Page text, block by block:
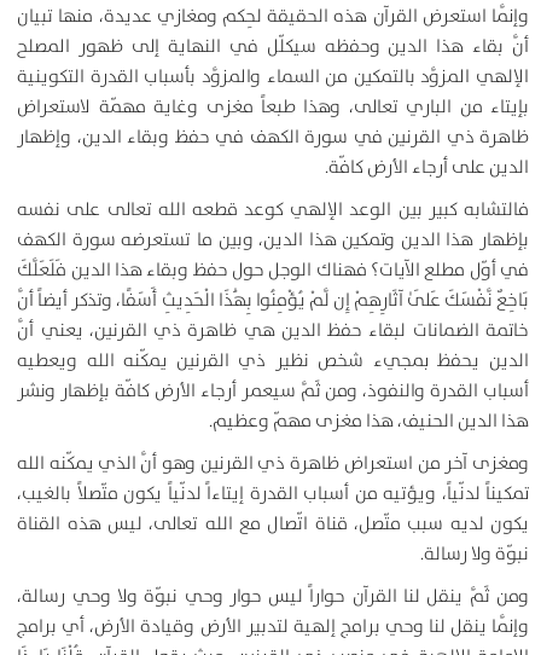
وإنَّما استعرض القرآن هذه الحقيقة لحِكم ومغازي عديدة، منها تبيان
أنَّ بقاء هذا الدين وحفظه سيكلّل في النهاية إلى ظهور المصلح
الإلهي المزوَّد بالتمكين من السماء والمزوَّد بأسباب القدرة التكوينية
بإيتاء من الباري تعالى، وهذا طبعاً مغزى وغاية مهمّة لاستعراض
ظاهرة ذي القرنين في سورة الكهف في حفظ وبقاء الدين، وإظهار
الدين على أرجاء الأرض كافّة.
فالتشابه كبير بين الوعد الإلهي كوعد قطعه الله تعالى على نفسه
بإظهار هذا الدين وتمكين هذا الدين، وبين ما تستعرضه سورة الكهف
في أوّل مطلع الآيات؟ فهناك الوجل حول حفظ وبقاء هذا الدين فَلَعَلَّكَ
بَاخِعٌ نَّفْسَكَ عَلَىٰ آثَارِهِمْ إِن لَّمْ يُؤْمِنُوا بِهَٰذَا الْحَدِيثِ أَسَفًا، وتذكر أيضاً أنَّ
خاتمة الضمانات لبقاء حفظ الدين هي ظاهرة ذي القرنين، يعني أنَّ
الدين يحفظ بمجيء شخص نظير ذي القرنين يمكّنه الله ويعطيه
أسباب القدرة والنفوذ، ومن ثَمَّ سيعمر أرجاء الأرض كافّة بإظهار ونشر
هذا الدين الحنيف، هذا مغزى مهمّ وعظيم.
ومغزى آخر من استعراض ظاهرة ذي القرنين وهو أنَّ الذي يمكّنه الله
تمكيناً لدنّياً، ويؤتيه من أسباب القدرة إيتاءاً لدنّياً يكون متّصلاً بالغيب،
يكون لديه سبب متّصل، قناة اتّصال مع الله تعالى، ليس هذه القناة
نبوّة ولا رسالة.
ومن ثَمَّ ينقل لنا القرآن حواراً ليس حوار وحي نبوّة ولا وحي رسالة،
وإنَّما ينقل لنا وحي برامج إلهية لتدبير الأرض وقيادة الأرض، أي برامج